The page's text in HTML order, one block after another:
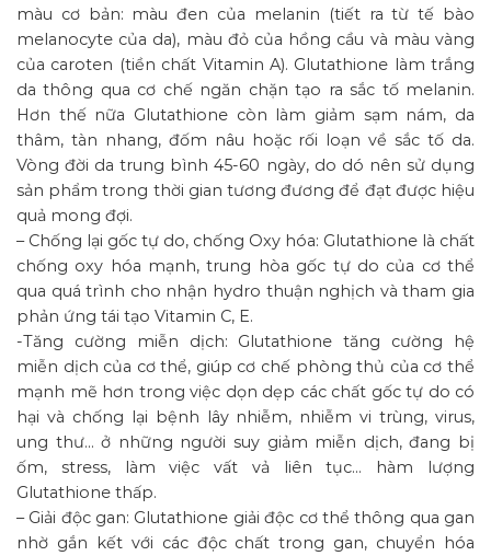
màu cơ bản: màu đen của melanin (tiết ra từ tế bào
melanocyte của da), màu đỏ của hồng cầu và màu vàng
của caroten (tiền chất Vitamin A). Glutathione làm trắng
da thông qua cơ chế ngăn chặn tạo ra sắc tố melanin.
Hơn thế nữa Glutathione còn làm giảm sạm nám, da
thâm, tàn nhang, đốm nâu hoặc rối loạn về sắc tố da.
Vòng đời da trung bình 45-60 ngày, do dó nên sử dụng
sản phẩm trong thời gian tương đương để đạt được hiệu
quả mong đợi.
– Chống lại gốc tự do, chống Oxy hóa: Glutathione là chất
chống oxy hóa mạnh, trung hòa gốc tự do của cơ thể
qua quá trình cho nhận hydro thuận nghịch và tham gia
phản ứng tái tạo Vitamin C, E.
-Tăng cường miễn dịch: Glutathione tăng cường hệ
miễn dịch của cơ thể, giúp cơ chế phòng thủ của cơ thể
mạnh mẽ hơn trong việc dọn dẹp các chất gốc tự do có
hại và chống lại bệnh lây nhiễm, nhiễm vi trùng, virus,
ung thư… ở những người suy giảm miễn dịch, đang bị
ốm, stress, làm việc vất vả liên tục… hàm lượng
Glutathione thấp.
– Giải độc gan: Glutathione giải độc cơ thể thông qua gan
nhờ gắn kết với các độc chất trong gan, chuyển hóa